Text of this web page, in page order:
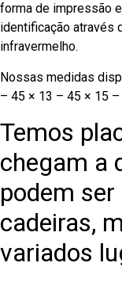
forma de impressão
identificação através
infravermelho.
Nossas medidas
– 45 × 13 – 45 × 15
Temos
chegam a
podem
cadeiras,
variados